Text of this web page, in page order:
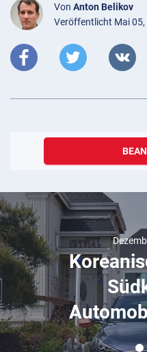
Von Anton Belikov
Veröffentlicht Mai 05,